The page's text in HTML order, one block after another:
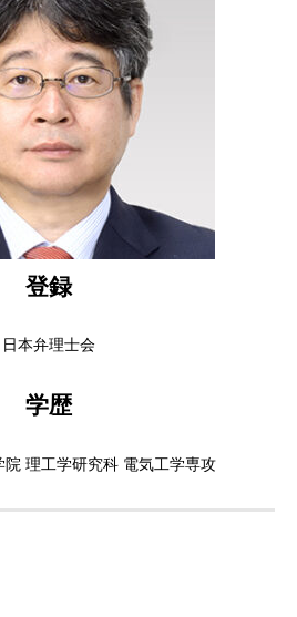
登録
日本弁理士会
学歴
院 理工学研究科 電気工学専攻